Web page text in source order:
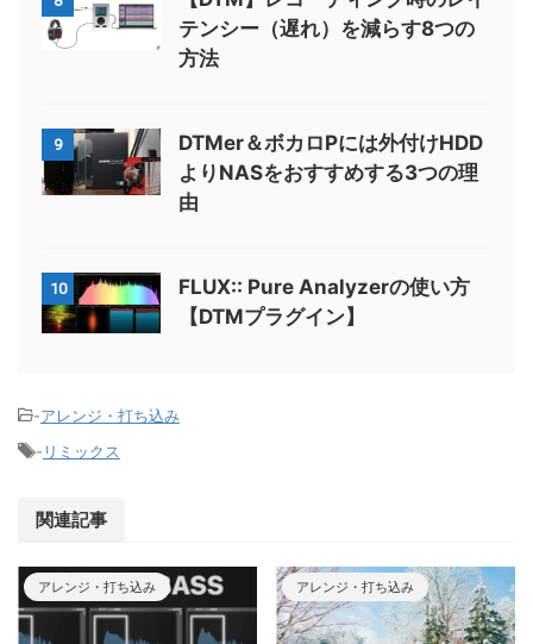
テンシー（遅れ）を減らす8つの
方法
9
DTMer＆ボカロPには外付けHDD
よりNASをおすすめする3つの理
由
10
FLUX:: Pure Analyzerの使い方
【DTMプラグイン】
-アレンジ・打ち込み
- リミックス
関連記事
アレンジ・打ち込み アレンジ・打ち込み